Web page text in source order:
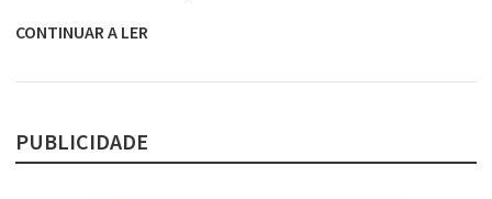
CONTINUAR A LER
PUBLICIDADE